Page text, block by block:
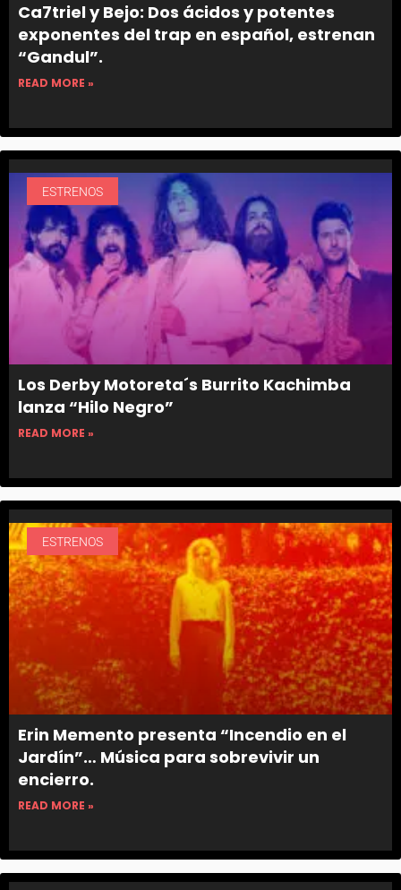
Ca7triel y Bejo: Dos ácidos y potentes
exponentes del trap en español, estrenan
“Gandul”.
READ MORE »
ESTRENOS
Los Derby Motoreta´s Burrito Kachimba
lanza “Hilo Negro”
READ MORE »
ESTRENOS
Erin Memento presenta “Incendio en el
Jardín”… Música para sobrevivir un
encierro.
READ MORE »